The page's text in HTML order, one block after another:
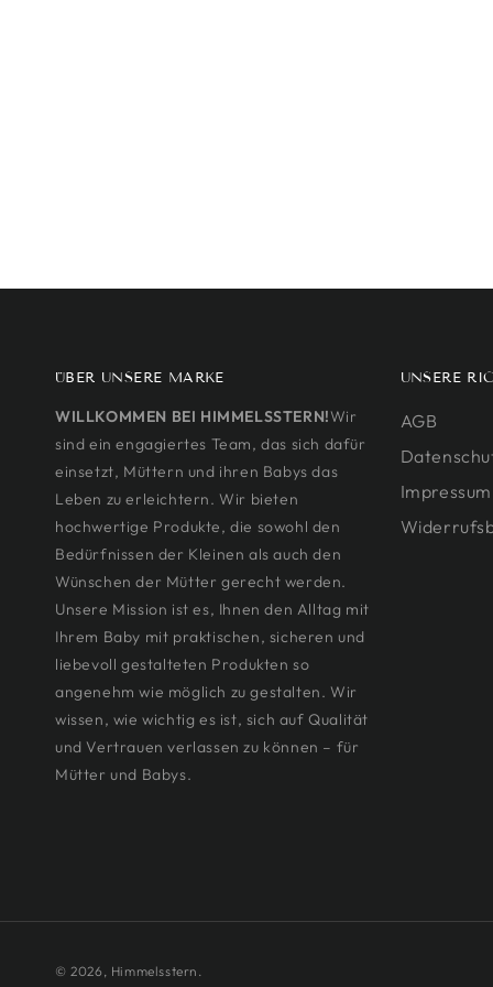
ÜBER UNSERE MARKE
WILLKOMMEN BEI HIMMELSSTERN!Wir
sind ein engagiertes Team, das sich dafür
einsetzt, Müttern und ihren Babys das
Leben zu erleichtern. Wir bieten
hochwertige Produkte, die sowohl den
Bedürfnissen der Kleinen als auch den
Wünschen der Mütter gerecht werden.
Unsere Mission ist es, Ihnen den Alltag mit
Ihrem Baby mit praktischen, sicheren und
liebevoll gestalteten Produkten so
angenehm wie möglich zu gestalten. Wir
wissen, wie wichtig es ist, sich auf Qualität
und Vertrauen verlassen zu können – für
Mütter und Babys.
UNSERE
AGB
Impressum
© 2026, Himmelsstern .